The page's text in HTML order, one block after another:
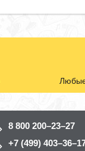
8 800 200–23–27
+7 (499)